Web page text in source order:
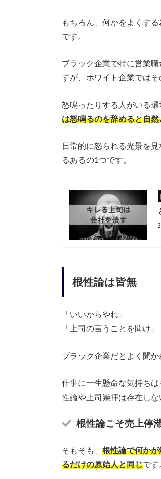
もちろん、何かをよくす
です。
ブラック企業で特に営業
すが、ホワイト企業ではそ
怒鳴ったりする人がいる
は怒鳴るのを辞めると自
日常的に怒られる光景を
るあるの1つです。
根性論は皆無
「いいからやれ」
「上司の言うことを聞け」
ブラック企業だとよく聞
仕事に一生懸命な気持ち
性論や上司崇拝は存在しな
根性論こそ売上停
そもそも、 根性論で何か
るだけの原始人と同じです